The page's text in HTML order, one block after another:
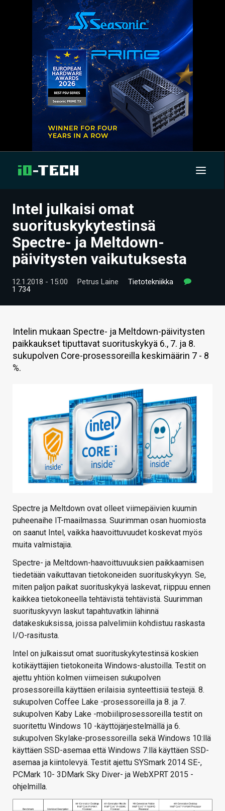
UUTISET
ARTIKKELIT
VIDEOT
TECHBBS
KAUPPA
VAIHDA TEEMA
HAKU
Intel julkaisi omat
suorituskykytestinsä
Spectre- ja Meltdown-
päivitysten vaikutuksesta
12.1.2018 - 15:00 Petrus Laine
Tietotekniikka
1 734
Intelin mukaan Spectre- ja Meltdown-päivitysten
paikkaukset tiputtavat suorituskykyä 6., 7. ja 8.
sukupolven Core-prosessoreilla keskimäärin 7 - 8
%.
Spectre ja Meltdown ovat olleet viimepäivien kuumin
puheenaihe IT-maailmassa. Suurimman osan huomiosta
on saanut Intel, vaikka haavoittuvuudet koskevat myös
muita valmistajia.
Spectre- ja Meltdown-haavoittuvuuksien paikkaamisen
tiedetään vaikuttavan tietokoneiden suorituskykyyn. Se,
miten paljon paikat suorituskykyä laskevat, riippuu ennen
kaikkea tietokoneella tehtävistä tehtävistä. Suurimman
suorituskyvyn laskut tapahtuvatkin lähinnä
datakeskuksissa, joissa palvelimiin kohdistuu raskasta
I/O-rasitusta.
Intel on julkaissut omat suorituskykytestinsä koskien
kotikäyttäjien tietokoneita Windows-alustoilla. Testit on
ajettu yhtiön kolmen viimeisen sukupolven
prosessoreilla käyttäen erilaisia synteettisiä testejä. 8.
sukupolven Coffee Lake -prosessoreilla ja 8. ja 7.
sukupolven Kaby Lake -mobiiliprosessoreilla testit on
suoritettu Windows 10 -käyttöjärjestelmällä ja 6.
sukupolven Skylake-prosessoreilla sekä Windows 10:llä
käyttäen SSD-asemaa että Windows 7:llä käyttäen SSD-
asemaa ja kiintolevyä. Testit ajettu SYSmark 2014 SE-,
PCMark 10- 3DMark Sky Diver- ja WebXPRT 2015 -
ohjelmilla.